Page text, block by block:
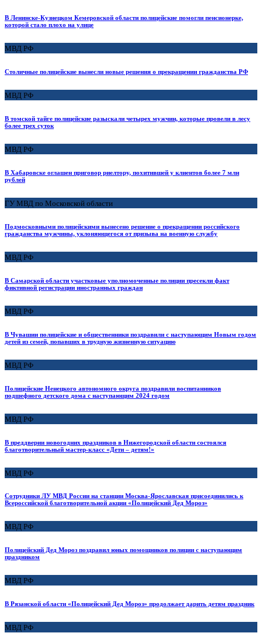
В Ленинске-Кузнецком Кемеровской области полицейские помогли пенсионерке,
которой стало плохо на улице
МВД РФ
Столичные полицейские вынесли новые решения о прекращении гражданства РФ
МВД РФ
В томской тайге полицейские разыскали четырех мужчин, которые провели в лесу
более трех суток
МВД РФ
В Хабаровске оглашен приговор риелтору, похитившей у клиентов более 7 млн
рублей
ГУ МВД по Московской области
Подмосковными полицейскими вынесено решение о прекращении российского
гражданства мужчины, уклоняющегося от призыва на военную службу
МВД РФ
В Самарской области участковые уполномоченные полиции пресекли факт
фиктивной регистрации иностранных граждан
МВД РФ
В Чувашии полицейские и общественники поздравили с наступающим Новым годом
детей из семей, попавших в трудную жизненную ситуацию
МВД РФ
Полицейские Ненецкого автономного округа поздравили воспитанников
подшефного детского дома с наступающим 2024 годом
МВД РФ
В преддверии новогодних праздников в Нижегородской области состоялся
благотворительный мастер-класс «Дети – детям!»
МВД РФ
Сотрудники ЛУ МВД России на станции Москва-Ярославская присоединились к
Всероссийской благотворительной акции «Полицейский Дед Мороз»
МВД РФ
Полицейский Дед Мороз поздравил юных помощников полиции с наступающим
праздником
МВД РФ
В Рязанской области «Полицейский Дед Мороз» продолжает дарить детям праздник
МВД РФ